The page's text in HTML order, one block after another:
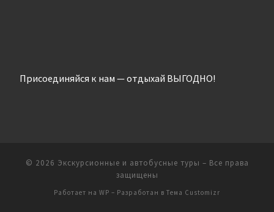
Присоединяйся к нам — отдыхай ВЫГОДНО!
© 2026 Экскурсионные и автобусные туры – Все права
защищены
Работает на WP – Разработан в Тема Customizr